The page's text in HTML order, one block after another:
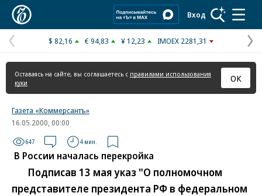
Вход
Предыдущая
страница
$ 82,16 € 94,83 ¥ 12,23 IMOEX 2281,31
Оставаясь на сайте, вы соглашаетесь с правилами использования
куки
ОК
Газета «Коммерсантъ»
16.05.2000, 00:00
647 4 мин.
В России началась перекройка
Подписав 13 мая указ "О полномочном
представителе президента РФ в федеральном